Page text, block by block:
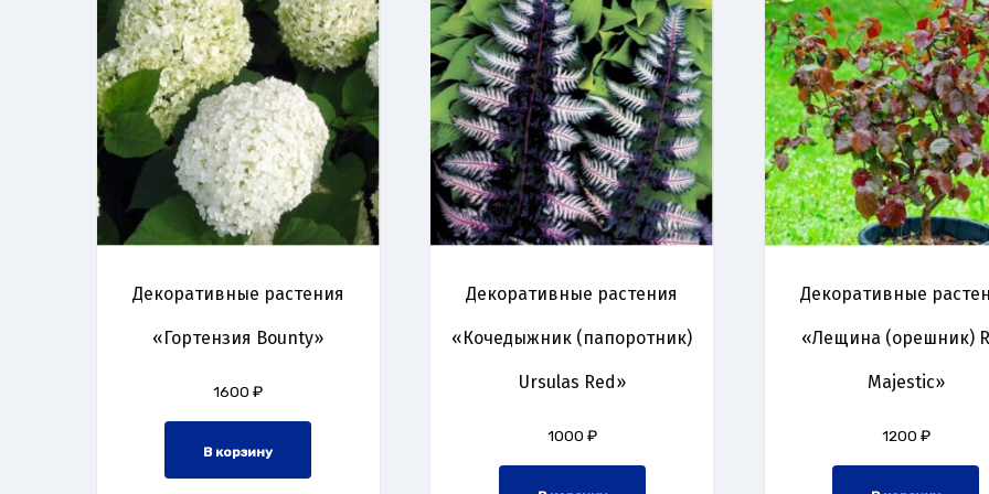
Декоративные растения
«Гортензия Bounty»
1600₽
В корзину
Декоративные растения
«Кочедыжник (папоротник)
Ursulas Red»
1000 ₽
Декоративные
«Лещина (орешник)
Majestic»
1200 ₽